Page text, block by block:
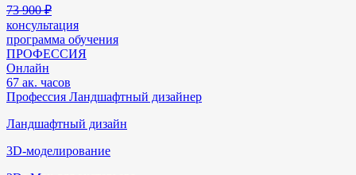
73 900 ₽
консультация
программа обучения
ПРОФЕССИЯ
Онлайн
67 ак. часов
Профессия Ландшафтный дизайнер
Ландшафтный дизайн
3D-моделирование